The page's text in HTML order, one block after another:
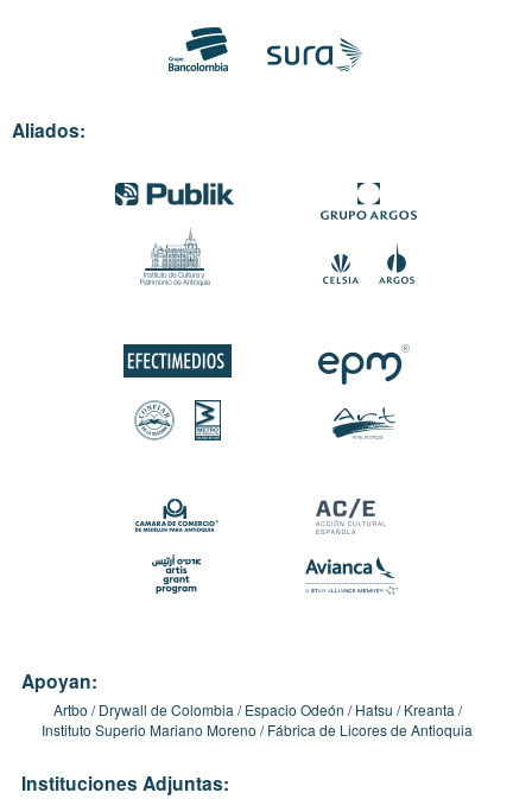
Aliados:
Apoyan:
Artbo Drywall de Colombia Espacio Odeón Hatsu
Kreanta
Instituto Superio Mariano Moreno
Fábrica de Licores de Antioquia
Instituciones Adjuntas: